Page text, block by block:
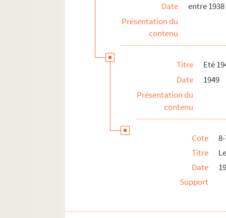
Saison 1970-1971
Saison 1971-1972
Saison 1972-1973
Saison 1973-1974
Saison 1976-1977
Afrique 1978
Saison 1982-1983
Date
entre
Présentation du
contenu
Titre
Eté
Date
1949
Présentation du
contenu
Cote
Titre
Date
Support